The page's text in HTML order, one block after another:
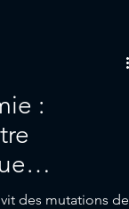
:
des mutations de